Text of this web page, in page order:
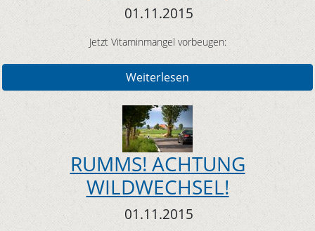
01.11.2015
Jetzt Vitaminmangel vorbeugen:
Weiterlesen
RUMMS! ACHTUNG
WILDWECHSEL!
01.11.2015